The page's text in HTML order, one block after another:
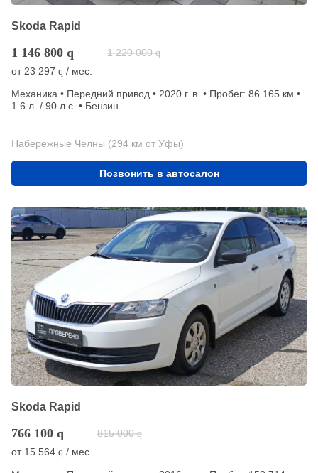
Skoda Rapid
1 146 800 q 1 220 000 q
от23 297 q / мес.
Механика • Передний привод • 2020 г. в. • Пробег: 86 165 км •
1.6 л. / 90 л.с. • Бензин
Набережные Челны (294 км от Уфы)
Позвонить в автосалон
Skoda Rapid
766 100 q 815 000 q
от 15 564 q / мес.